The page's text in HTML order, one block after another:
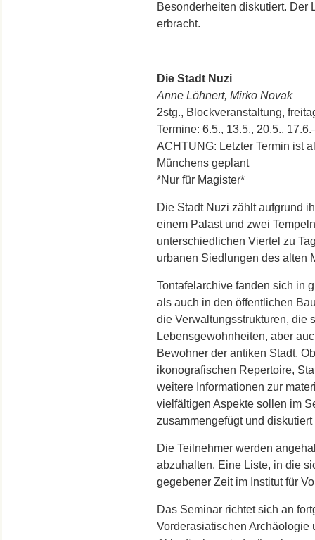
Besonderheiten diskutiert. Der
erbracht.
Die Stadt Nuzi
Anne Löhnert, Mirko Novak
2stg., Blockveranstaltung,
Termine: 6.5., 13.5., 20.5.,
ACHTUNG: Letzter Termin ist
Münchens geplant
*Nur für Magister*
Die Stadt Nuzi zählt aufgrund
einem Palast und zwei
unterschiedlichen Viertel zu
urbanen Siedlungen des alten
Tontafelarchive fanden sich in
als auch in den öffentlichen
die Verwaltungsstrukturen, die
Lebensgewohnheiten, aber
Bewohner der antiken Stadt.
ikonografischen Repertoire,
weitere Informationen zur
vielfältigen Aspekte sollen im
zusammengefügt und diskutiert
Die Teilnehmer werden
abzuhalten. Eine Liste, in die
gegebener Zeit im Institut für
Das Seminar richtet sich an
Vorderasiatischen Archäologie